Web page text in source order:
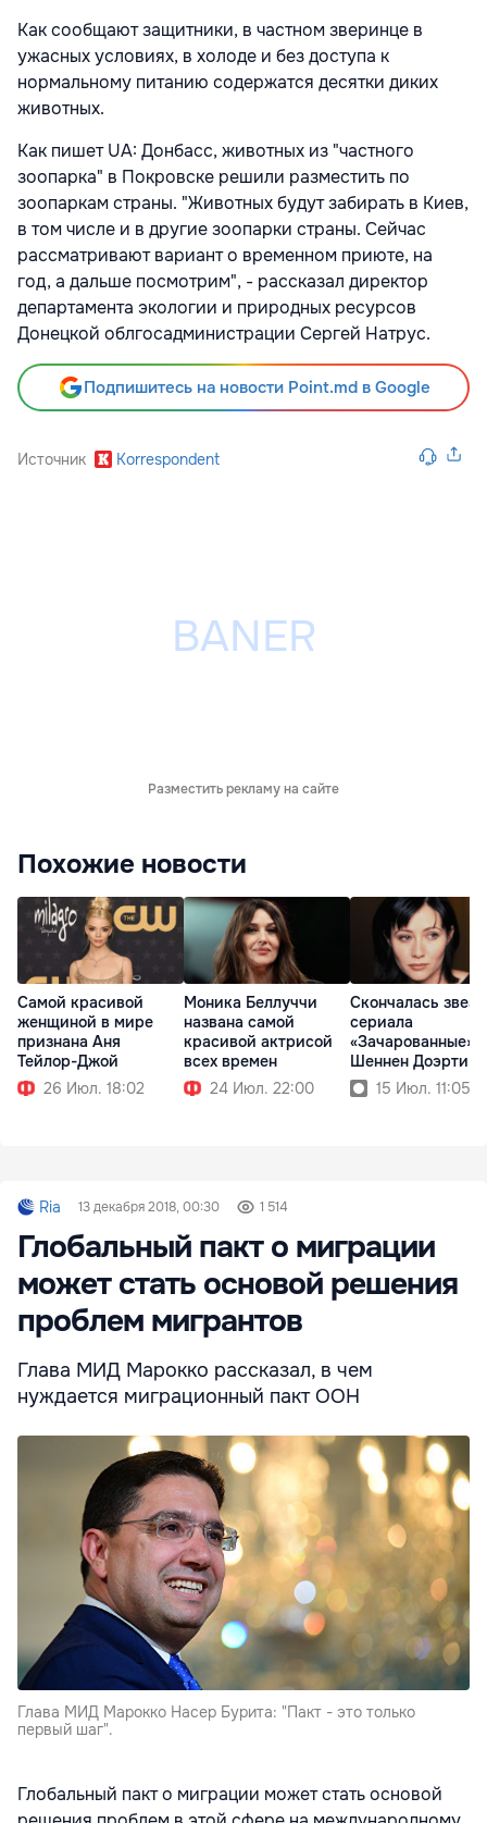
Как сообщают защитники, в частном зверинце в
ужасных условиях, в холоде и без доступа к
нормальному питанию содержатся десятки диких
животных.
Как пишет UА: Донбасс, животных из "частного
зоопарка" в Покровске решили разместить по
зоопаркам страны. "Животных будут забирать в Киев,
в том числе и в другие зоопарки страны. Сейчас
рассматривают вариант о временном приюте, на
год, а дальше посмотрим", - рассказал директор
департамента экологии и природных ресурсов
Донецкой облгосадминистрации Сергей Натрус.
Подпишитесь на новости Point.md в Google
Источник Korrespondent
Разместить рекламу на сайте
Похожие новости
Самой красивой
женщиной в мире
признана Аня
Тейлор-Джой
26 Июл. 18:02
Моника Беллуччи
названа самой
красивой актрисой
всех времен
24 Июл. 22:00
Скончалась
сериала
«Зачарованные»
Шеннен Доэрти
15 Июл. 11:05
Ria 13 декабря 2018, 00:30 1 514
Глобальный пакт о миграции
может стать основой решения
проблем мигрантов
Глава МИД Марокко рассказал, в чем
нуждается миграционный пакт ООН
Глава МИД Марокко Насер Бурита: "Пакт - это только
первый шаг".
Глобальный пакт о миграции может стать основой